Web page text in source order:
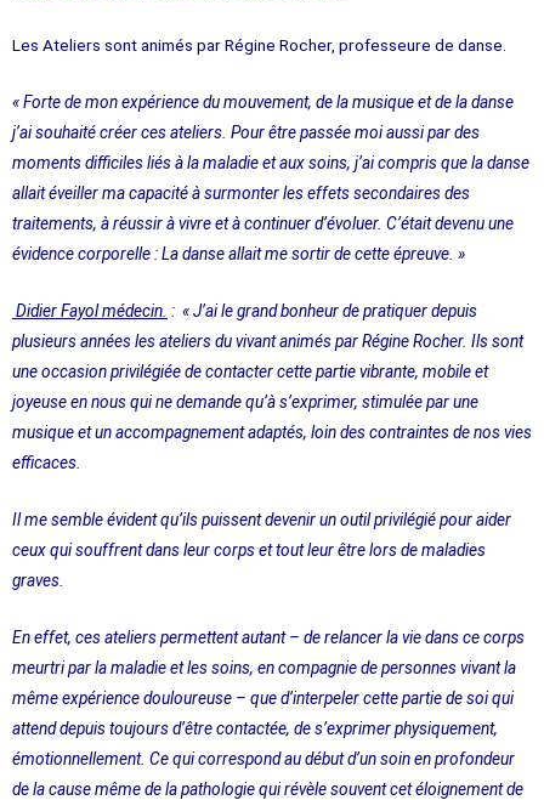
Les Ateliers sont animés par Régine Rocher, professeure de danse.
« Forte de mon expériencedu mouvement, de la musique et de la danse
j’ai souhaité créer ces ateliers. Pour être passée moi aussi par des
moments difficiles liés à la maladie et aux soins, j’ai compris que la danse
allait éveiller ma capacité à surmonter les effets secondaires des
traitements, à réussir à vivre et à continuer d’évoluer. C’était devenu une
évidence corporelle : La danse allait me sortir de cette épreuve. »
Didier Fayol médecin. : « J’ai le grand bonheur de pratiquer depuis
plusieurs années les ateliers du vivant animés par Régine Rocher. Ils sont
une occasion privilégiée de contacter cette partie vibrante, mobile et
joyeuse en nous qui ne demande qu’à s’exprimer, stimulée par une
musique et un accompagnement adaptés, loin des contraintes de nos vies
efficaces.
Il me semble évident qu’ils puissent devenir un outil privilégié pour aider
ceux qui souffrent dans leur corps et tout leur être lors de maladies
graves.
En effet, ces ateliers permettent autant – de relancer la vie dans ce corps
meurtri par la maladie et les soins, en compagnie de personnes vivant la
même expérience douloureuse – que d’interpeler cette partie de soi qui
attend depuis toujours d’être contactée, de s’exprimer physiquement,
émotionnellement. Ce qui correspond au début d’un soin en profondeur
de la cause même de la pathologie qui révèle souvent cet éloignement de